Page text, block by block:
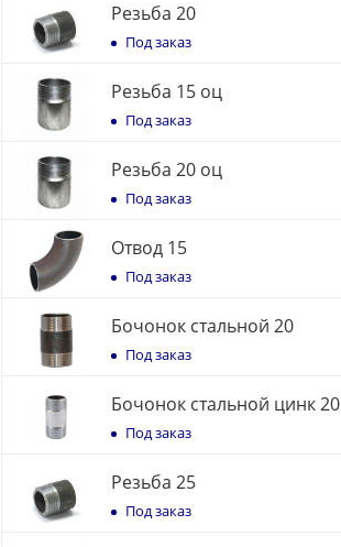
Резьба 20
Под заказ
Резьба 15 оц
Под заказ
Резьба 20 оц
Под заказ
Отвод 15
Под заказ
Бочонок стальной 20
Под заказ
Бочонок стальной цинк 20
Под заказ
Резьба 25
Под заказ